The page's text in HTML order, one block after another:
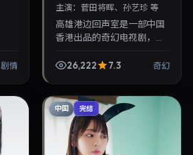
剧情
主演：菅田将晖、孙艺珍 等
高雄港边回声室是一部中国
香港出品的奇幻电视剧，罗
珍等主演，2024年12月4日
26,222 7.3 奇幻
中国 完结